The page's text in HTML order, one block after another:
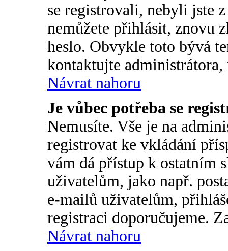
se registrovali, nebyli jste
nemůžete přihlásit, znovu
heslo. Obvykle toto bývá
kontaktujte administrátora,
Návrat nahoru
Je vůbec potřeba se
Nemusíte. Vše je na
registrovat ke vkládání
vám dá přístup k ostatním
uživatelům, jako např.
e-mailů uživatelům,
registraci doporučujeme.
Návrat nahoru